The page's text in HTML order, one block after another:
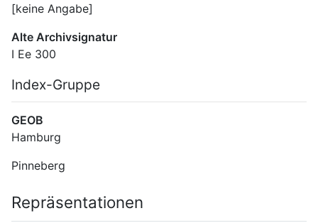
[keine Angabe]
Alte Archivsignatur
I Ee 300
Index-Gruppe
GEOB
Hamburg
Pinneberg
Repräsentationen